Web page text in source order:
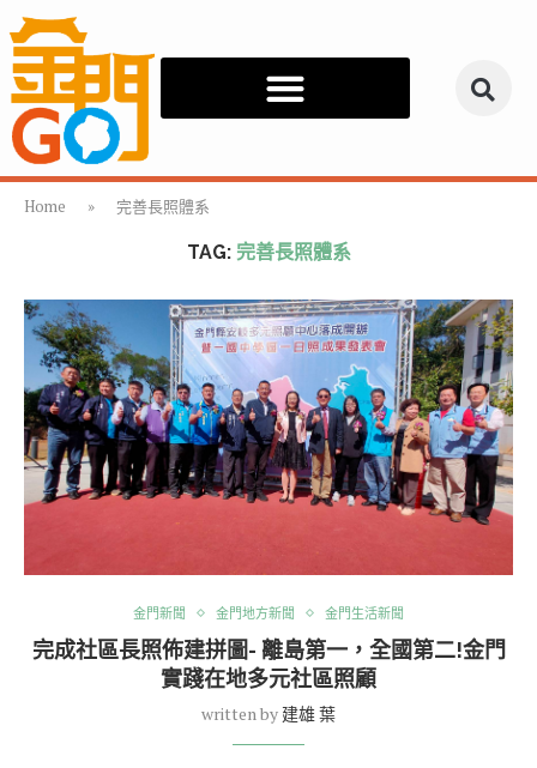
Home » 完善長照體系
TAG: 完善長照體系
金門新聞 金門地方新聞 金門生活新聞
完成社區長照佈建拼圖- 離島第一，全國第二!金門
實踐在地多元社區照顧
written by 建雄 葉